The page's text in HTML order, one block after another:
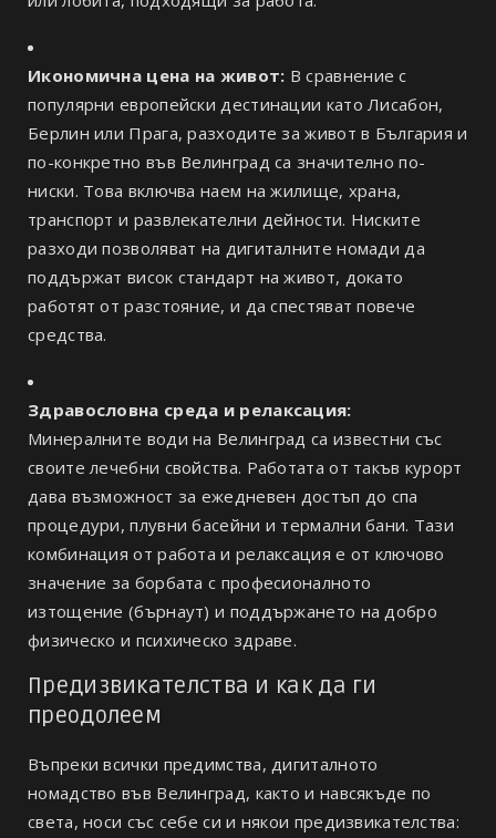
Икономична цена на живот: В сравнение с
популярни европейски дестинации като Лисабон,
Берлин или Прага, разходите за живот в България и
по-конкретно във Велинград са значително по-
ниски. Това включва наем на жилище, храна,
транспорт и развлекателни дейности. Ниските
разходи позволяват на дигиталните номади да
поддържат висок стандарт на живот, докато
работят от разстояние, и да спестяват повече
средства.
Здравословна среда и релаксация:
Минералните води на Велинград са известни със
своите лечебни свойства. Работата от такъв курорт
дава възможност за ежедневен достъп до спа
процедури, плувни басейни и термални бани. Тази
комбинация от работа и релаксация е от ключово
значение за борбата с професионалното
изтощение (бърнаут) и поддържането на добро
физическо и психическо здраве.
Предизвикателства и как да ги
преодолеем
Въпреки всички предимства, дигиталното
номадство във Велинград, както и навсякъде по
света, носи със себе си и някои предизвикателства: